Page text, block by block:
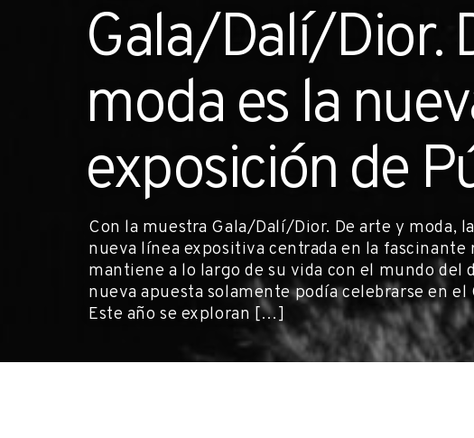
Gala/Dalí/Dior.
moda es la
exposición de
Con la muestra Gala/Dalí/Dior. De arte y moda,
nueva línea expositiva centrada en la fascinante
mantiene a lo largo de su vida con el mundo del
nueva apuesta solamente podía celebrarse en el
Este año se exploran […]